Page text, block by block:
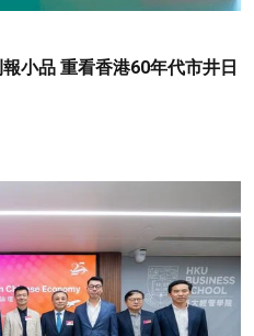
小品 重看香港60年代市井日